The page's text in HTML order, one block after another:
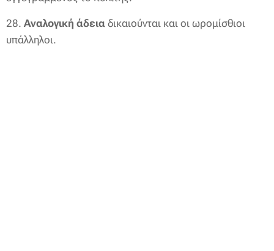
28. Αναλογική άδεια δικαιούνται και οι ωρομίσθιοι
υπάλληλοι.